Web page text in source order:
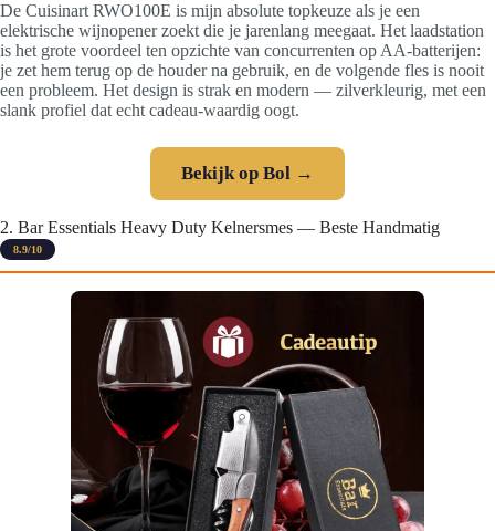
De Cuisinart RWO100E is mijn absolute topkeuze als je een
elektrische wijnopener zoekt die je jarenlang meegaat. Het laadstation
is het grote voordeel ten opzichte van concurrenten op AA-batterijen:
je zet hem terug op de houder na gebruik, en de volgende fles is nooit
een probleem. Het design is strak en modern — zilverkleurig, met een
slank profiel dat echt cadeau-waardig oogt.
Bekijk op Bol →
2. Bar Essentials Heavy Duty Kelnersmes — Beste Handmatig
8.9/10